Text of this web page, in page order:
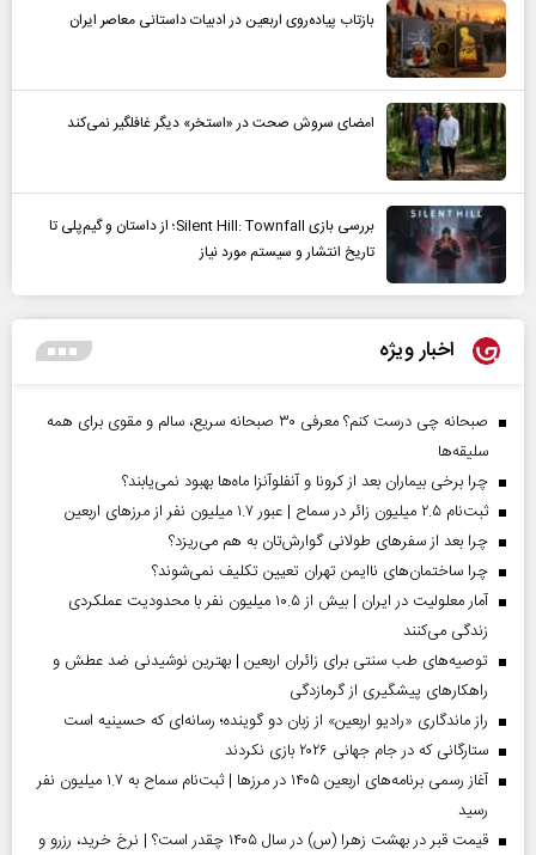
بازتاب پیاده‌روی اربعین در ادبیات داستانی معاصر ایران
امضای سروش صحت در «استخر» دیگر غافلگیر نمی‌کند
بررسی بازی Silent Hill: Townfall؛ از داستان و گیم‌پلی تا
تاریخ انتشار و سیستم مورد نیاز
اخبار ویژه
صبحانه چی درست کنم؟ معرفی ۳۰ صبحانه سریع، سالم و مقوی برای همه
سلیقه‌ها
چرا برخی بیماران بعد از کرونا و آنفلوآنزا ماه‌ها بهبود نمی‌یابند؟
ثبت‌نام ۲.۵ میلیون زائر در سماح | عبور ۱.۷ میلیون نفر از مرز‌های اربعین
چرا بعد از سفرهای طولانی گوارش‌تان به هم می‌ریزد؟
چرا ساختمان‌های ناایمن تهران تعیین تکلیف نمی‌شوند؟
آمار معلولیت در ایران | بیش از ۱۰.۵ میلیون نفر با محدودیت عملکردی
زندگی می‌کنند
توصیه‌های طب سنتی برای زائران اربعین | بهترین نوشیدنی ضد عطش و
راهکارهای پیشگیری از گرمازدگی
راز ماندگاری «رادیو اربعین» از زبان دو گوینده؛ رسانه‌ای که حسینیه است
ستارگانی که در جام جهانی ۲۰۲۶ بازی نکردند
آغاز رسمی برنامه‌های اربعین ۱۴۰۵ در مرز‌ها | ثبت‌نام سماح به ۱.۷ میلیون نفر
رسید
قیمت قبر در بهشت زهرا (س) در سال ۱۴۰۵ چقدر است؟ | نرخ خرید، رزرو و